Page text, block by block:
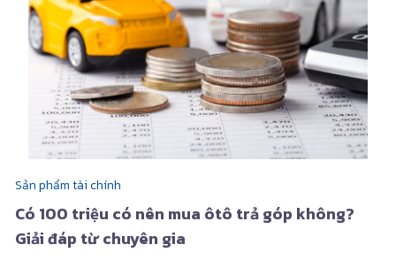
Sản phẩm tài chính
Có 100 triệu có nên mua ôtô trả góp không?
Giải đáp từ chuyên gia